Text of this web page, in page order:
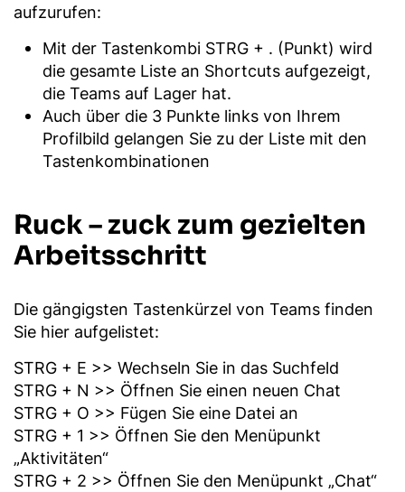
aufzurufen:
Mit der Tastenkombi STRG + . (Punkt) wird
die gesamte Liste an Shortcuts aufgezeigt,
die Teams auf Lager hat.
Auch über die 3 Punkte links von Ihrem
Profilbild gelangen Sie zu der Liste mit den
Tastenkombinationen
Ruck – zuck zum gezielten
Arbeitsschritt
Die gängigsten Tastenkürzel von Teams finden
Sie hier aufgelistet:
STRG + E >> Wechseln Sie in das Suchfeld
STRG + N >> Öffnen Sie einen neuen Chat
STRG + O >> Fügen Sie eine Datei an
STRG + 1 >> Öffnen Sie den Menüpunkt
„Aktivitäten“
STRG + 2 >> Öffnen Sie den Menüpunkt „Chat“